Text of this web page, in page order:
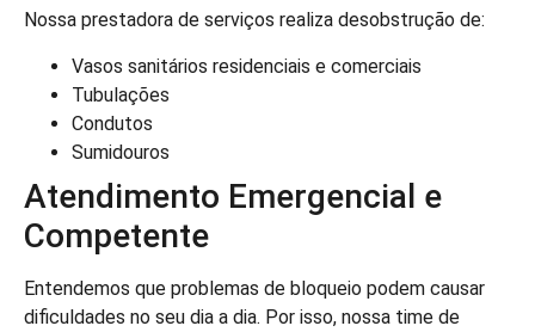
Nossa prestadora de serviços realiza desobstrução de:
Vasos sanitários residenciais e comerciais
Tubulações
Condutos
Sumidouros
Atendimento Emergencial e
Competente
Entendemos que problemas de bloqueio podem causar
dificuldades no seu dia a dia. Por isso, nossa time de